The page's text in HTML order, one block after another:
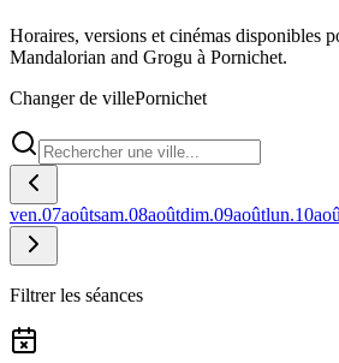
Horaires, versions et cinémas disponibles
Mandalorian and Grogu à Pornichet.
Changer de villePornichet
ven.07aoûtsam.08aoûtdim.09aoûtlun.10
Filtrer les séances